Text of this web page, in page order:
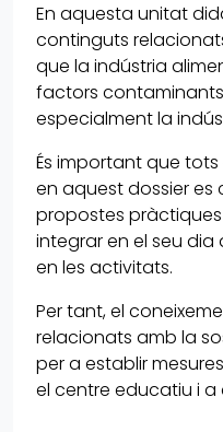
En aquesta unitat
continguts
que la indústria
factors
especialment la
És important que
en aquest dossier es
propostes
integrar en el seu
en les activitats.
Per tant, el
relacionats amb la
per a establir
el centre educatiu i a